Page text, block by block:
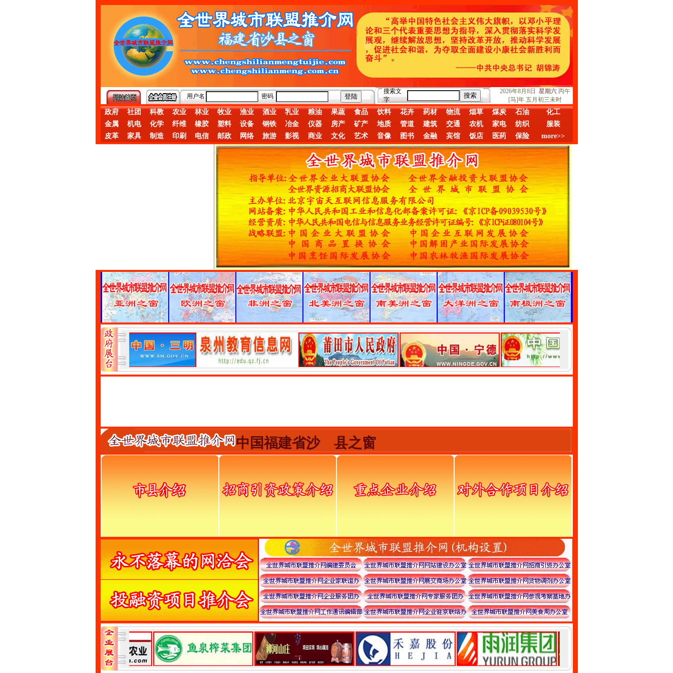
用户名 密码
搜索文
字
2026年8月8日 星期六丙午
[马]年 五月初三未时
政府 社团 科教 农业 林业 牧业 渔业 酒业 乳业 粮油 果蔬 食品 饮料 花卉 药材 物流 烟草 煤炭 石油
化工
金属
机电 化学 纤维 橡胶 塑料 设备 钢铁 冶金 仪器 房产 矿产 地质 管道 建筑 交通 农机 家电 纺织
服装
皮革
家具 制造 印刷 电信 邮政 网络 旅游 影视 商业 文化 艺术 音像 图书 金融 宾馆 饭店 医药 保险 more>>
中国福建省沙 县之窗